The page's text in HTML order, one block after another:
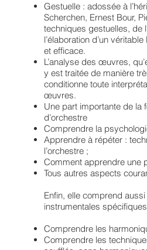
Gestuelle : adossée à
Scherchen, Ernest Bour,
techniques gestuelles, de
l’élaboration d’un
et efficace.
L’analyse des œuvres,
y est traitée de manière
conditionne toute
œuvres.
Une part importante de la
d’orchestre
Comprendre la
Apprendre à répéter :
l’orchestre ;
Comment apprendre une
Tous autres aspects
Enfin, elle comprend
instrumentales
Comprendre les
Comprendre les